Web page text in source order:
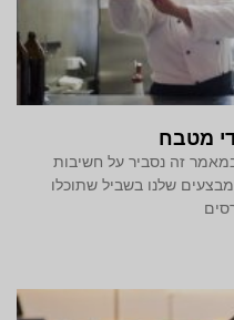
מטבח
זה נסביר על חשיבות
שלנו בשביל שתוכלו